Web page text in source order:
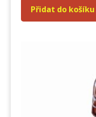
Přidat do košíku